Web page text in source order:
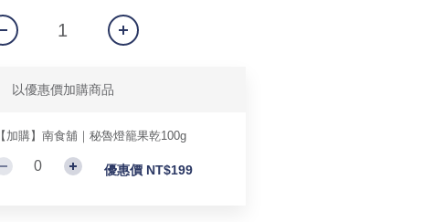
以優惠價加購商品
【加購】南食舖｜秘魯燈籠果乾100g
優惠價 NT$199